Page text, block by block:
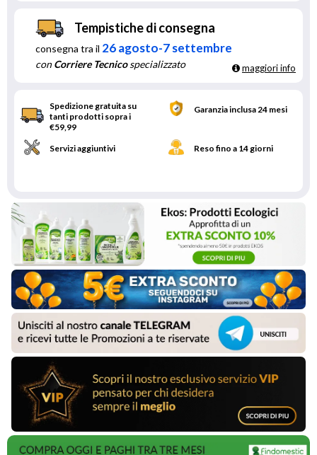
Tempistiche di consegna
consegna tra il 26 agosto-7 settembre
conCorriere Tecnicospecializzato maggiori info
Spedizione gratuita su
tanti prodotti sopra i
€59,99
Garanzia inclusa 24 mesi
Servizi aggiuntivi Reso fino a 14 giorni